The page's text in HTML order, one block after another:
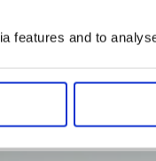
features and to